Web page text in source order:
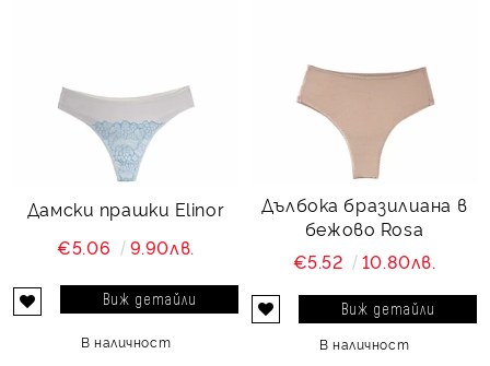
Дамски прашки Elinor
€5.06
9.90лв.
Виж детайли
В наличност
Дълбока бразилиана в
бежово Rosa
€5.52
10.80лв.
Виж детайли
В наличност